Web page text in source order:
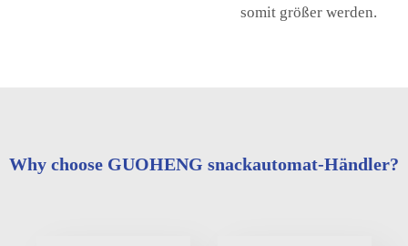
somit größer werden.
Why choose GUOHENG snackautomat-Händler?